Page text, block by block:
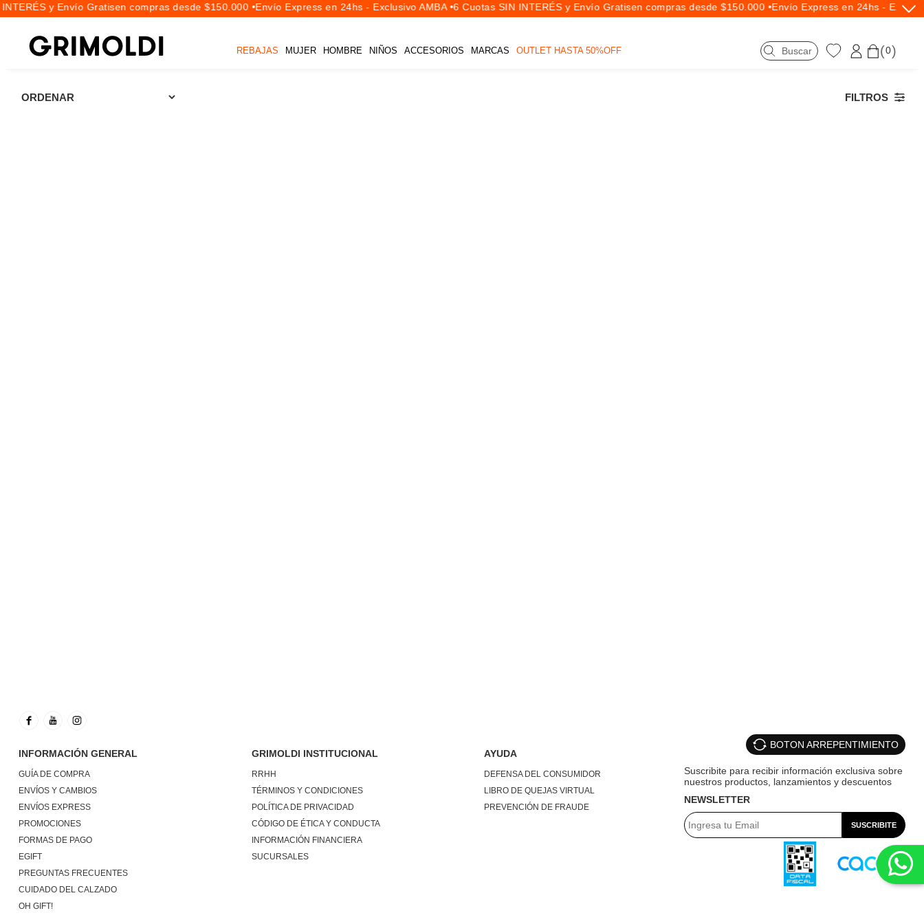
REBAJAS MUJER HOMBRE NIÑOS ACCESORIOS MARCAS OUTLET HASTA 50%OFF
y Envío Gratisen compras desde $150.000 • Envío Express en 24hs - Exclusivo AMBA •6 Cuotas SIN INTERÉS y Envío Gratisen compras desde $150.000 • Envío Express en 24hs -
0
FILTROS
INFORMACIÓN GENERAL
GUÍA DE COMPRA
ENVÍOS Y CAMBIOS
ENVÍOS EXPRESS
PROMOCIONES
FORMAS DE PAGO
EGIFT
PREGUNTAS FRECUENTES
CUIDADO DEL CALZADO
OH GIFT!
GRIMOLDI INSTITUCIONAL
RRHH
TÉRMINOS Y CONDICIONES
POLÍTICA DE PRIVACIDAD
CÓDIGO DE ÉTICA Y CONDUCTA
INFORMACIÓN FINANCIERA
SUCURSALES
AYUDA
DEFENSA DEL CONSUMIDOR
LIBRO DE QUEJAS VIRTUAL
PREVENCIÓN DE FRAUDE
BOTON ARREPENTIMIENTO
NEWSLETTER